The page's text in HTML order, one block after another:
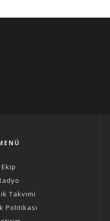
Ekip
Takvimi
Politikası